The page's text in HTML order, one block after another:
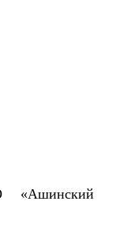
«Ашинский